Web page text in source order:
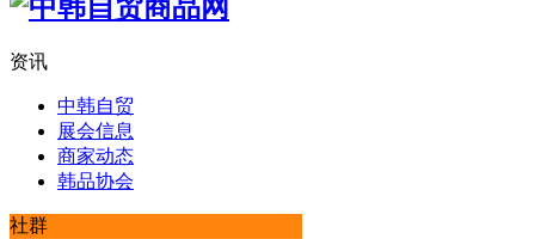
资讯
中韩自贸
展会信息
商家动态
韩品协会
社群